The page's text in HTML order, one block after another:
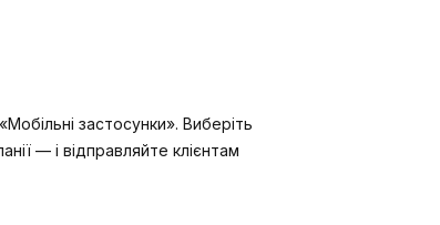
застосунки». Виберіть
— і відправляйте клієнтам